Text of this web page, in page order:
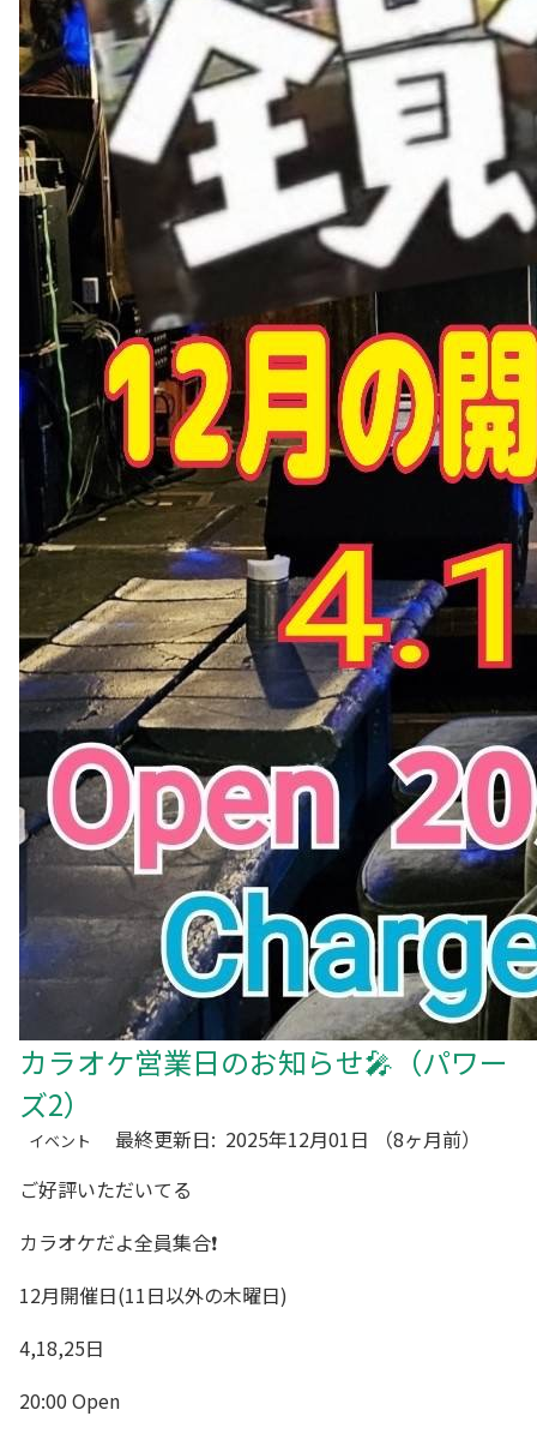
カラオケ営業日のお知らせ🎤（パワー
ズ2）
イベント 最終更新日: 2025年12月01日
（8ヶ月前）
ご好評いただいてる
カラオケだよ全員集合❗
12月開催日(11日以外の木曜日)
4,18,25日
20:00 Open